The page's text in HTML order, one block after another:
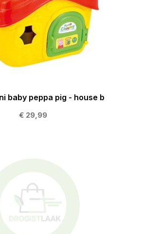
baby peppa pig - house b
€ 29,99